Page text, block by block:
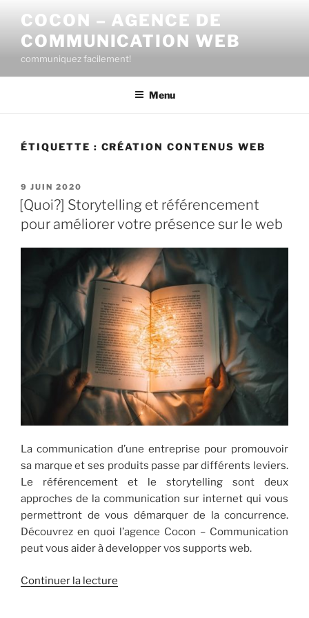
contenu
principal
COCON – AGENCE DE
COMMUNICATION WEB
communiquez facilement!
Menu
ÉTIQUETTE : CRÉATION CONTENUS WEB
PUBLIÉ
LE
9 JUIN 2020
[Quoi?] Storytelling et référencement
pour améliorer votre présence sur le web
La communication d’une entreprise pour promouvoir
sa marque et ses produits passe par différents leviers.
Le référencement et le storytelling sont deux
approches de la communication sur internet qui vous
permettront de vous démarquer de la concurrence.
Découvrez en quoi l’agence Cocon – Communication
peut vous aider à developper vos supports web.
Continuer la lecture